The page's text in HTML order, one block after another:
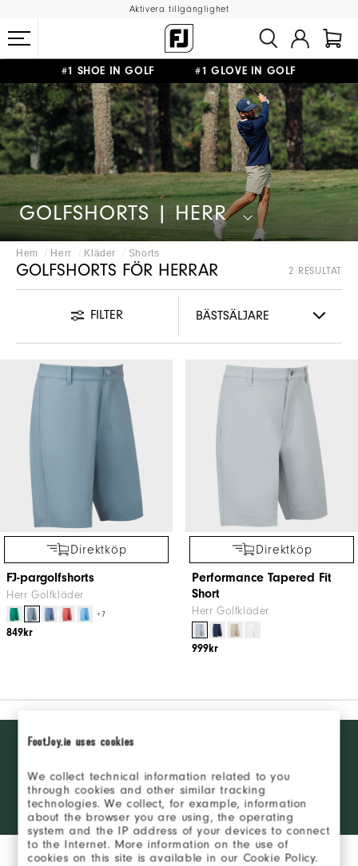
FootJoy.ie uses cookies
We collect technical information related to you
through cookies and other similar tracking
technologies. We collect, for example, information
about the browser you are using, the operating
system and the IP address of your devices to connect
to the Internet. More information on the use of
cookies on this site is available in our Cookie Policy.
Aktivera tillgänglighet
#1 SHOE IN GOLF #1 GLOVE IN GOLF
FRI FRAKTPÅ ALLA BESTÄLLNINGAR ÖVER 999KR& FRI RETUR
GOLFSHORTS | HERR
Hem Herr Kläder Shorts
GOLFSHORTS FÖR HERRAR 2 RESULTAT
FILTER
Direktköp
FJ-pargolfshorts
Herr Golfkläder
+7
849kr
Direktköp
Performance Tapered Fit
Short
Herr Golfkläder
999kr
access and
exclusive
products?
Learn More
LOGGA IN